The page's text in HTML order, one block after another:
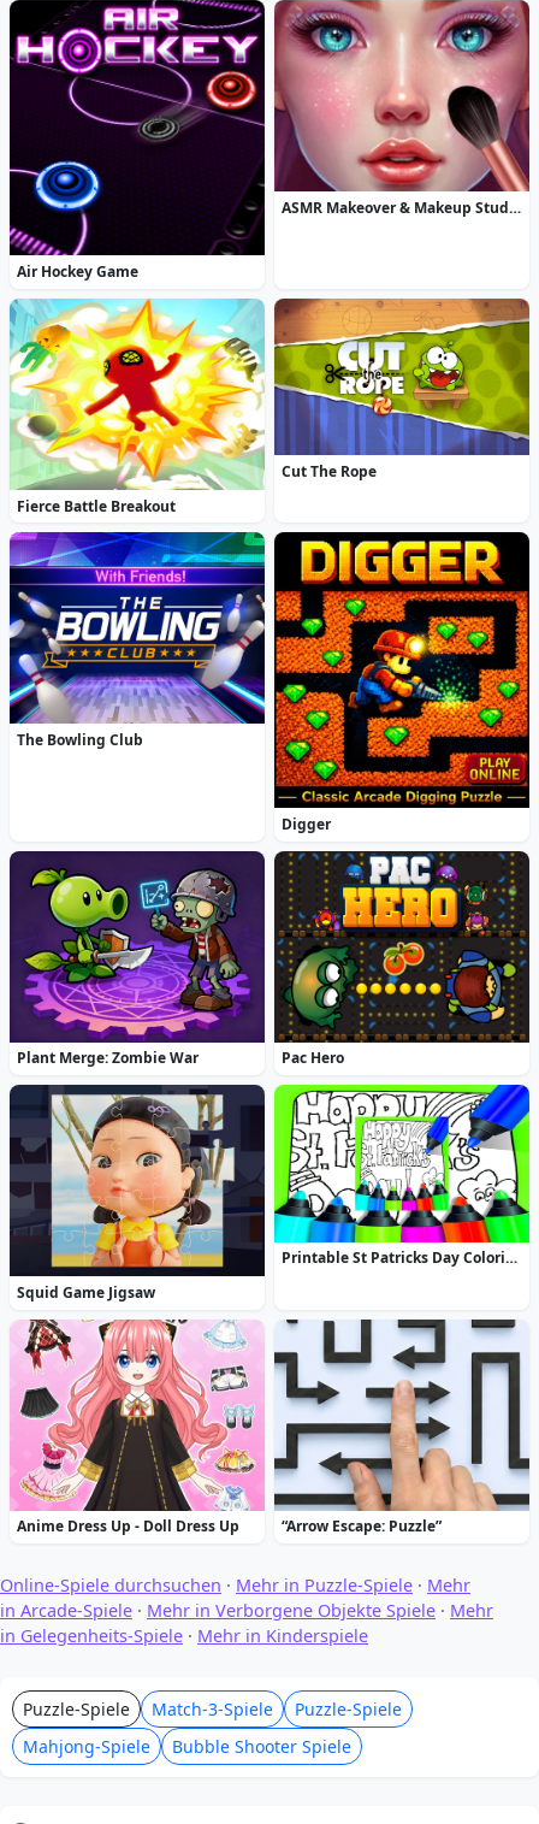
Air Hockey Game
ASMR Makeover & Makeup Studio
Fierce Battle Breakout
Cut The Rope
The Bowling Club
Digger
Plant Merge: Zombie War Pac Hero
Squid Game Jigsaw
Printable St Patricks Day Coloring Pages
Anime Dress Up - Doll Dress Up “Arrow Escape: Puzzle”
Online-Spiele durchsuchen · Mehr in Puzzle-Spiele · Mehr
in Arcade-Spiele · Mehr in Verborgene Objekte Spiele · Mehr
in Gelegenheits-Spiele · Mehr in Kinderspiele
Puzzle-Spiele Match-3-Spiele
Puzzle-Spiele
Mahjong-Spiele
Bubble Shooter Spiele